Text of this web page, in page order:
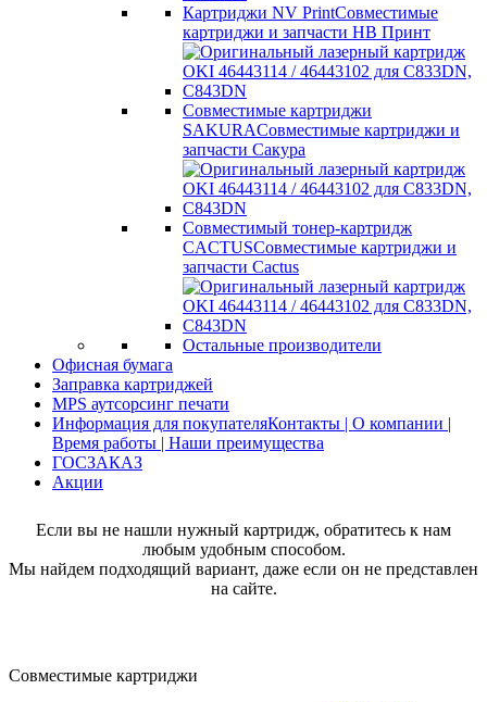
Картриджи NV PrintСовместимые
картриджи и запчасти НВ Принт
Совместимые картриджи
SAKURAСовместимые картриджи и
запчасти Сакура
Совместимый тонер-картридж
CACTUSСовместимые картриджи и
запчасти Cactus
Остальные производители
Офисная бумага
Заправка картриджей
MPS аутсорсинг печати
Информация для покупателяКонтакты | О компании |
Время работы | Наши преимущества
ГОСЗАКАЗ
Акции
Если вы не нашли нужный картридж, обратитесь к нам
любым удобным способом.
Мы найдем подходящий вариант, даже если он не представлен
на сайте.
Совместимые картриджи